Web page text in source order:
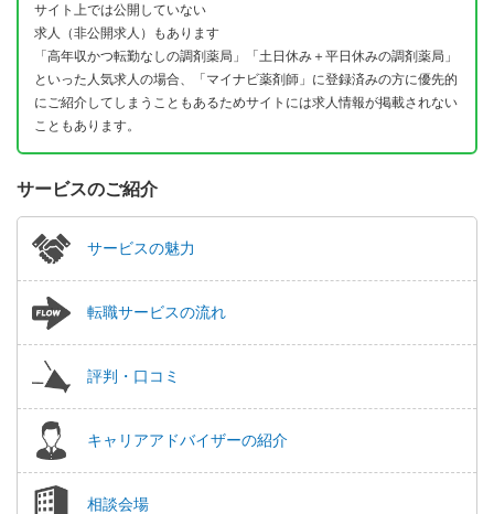
サイト上では公開していない
求人（非公開求人）もあります
「高年収かつ転勤なしの調剤薬局」「土日休み＋平日休みの調剤薬局」
といった人気求人の場合、「マイナビ薬剤師」に登録済みの方に優先的
にご紹介してしまうこともあるためサイトには求人情報が掲載されない
こともあります。
サービスのご紹介
サービスの魅力
転職サービスの流れ
評判・口コミ
キャリアアドバイザーの紹介
相談会場